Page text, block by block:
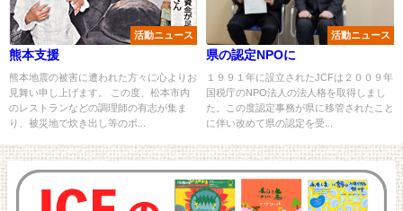
活動ニュース
熊本支援
熊本地震の被害に遭われた方々に心よりお
見舞い申し上げます。 この度、松本市内
のレストランなどの調理師の有志が集ま
り、被災地で炊き出し等のボ...
活動ニュース
県の認定NPOに
１９９１年に設立されたJCFは２００９年
国税庁のNPO法人の法人格を取得しまし
た。この度認定事務が県に移管されたこと
に伴い改めて県の認定を受...